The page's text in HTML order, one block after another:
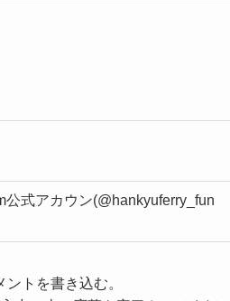
式アカウン(@hankyuferry_fun
トを書き込む。